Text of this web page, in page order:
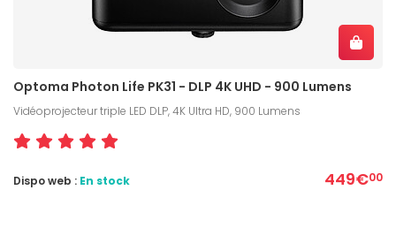
Optoma Photon Life PK31 - DLP 4K UHD - 900 Lumens
Vidéoprojecteur triple LED DLP, 4K Ultra HD, 900 Lumens
449€00
Dispo web : En stock